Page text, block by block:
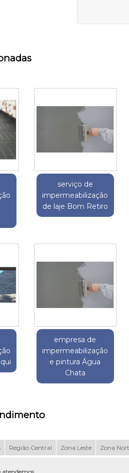
serviço de
impermeabilização
de laje Bom Retiro
empresa de
impermeabilização
e pintura Água
Chata
Região Central Zona Leste Zona